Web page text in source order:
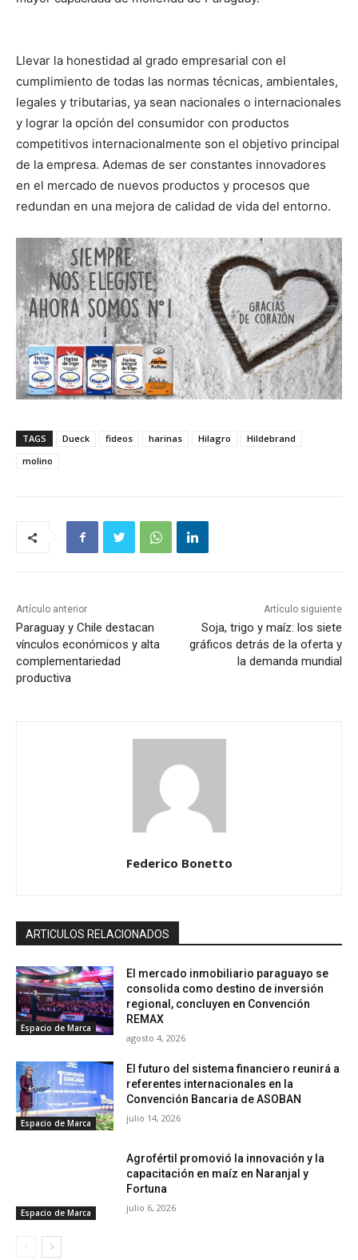
Llevar la honestidad al grado empresarial con el
cumplimiento de todas las normas técnicas, ambientales,
legales y tributarias, ya sean nacionales o internacionales
y lograr la opción del consumidor con productos
competitivos internacionalmente son el objetivo principal
de la empresa. Ademas de ser constantes innovadores
en el mercado de nuevos productos y procesos que
redundan en una mejora de calidad de vida del entorno.
TAGS Dueck fideos harinas Hilagro
Hildebrand
molino
Artículo anterior
Paraguay y Chile destacan
vínculos económicos y alta
complementariedad
productiva
Artículo siguiente
Soja, trigo y maíz: los siete
gráficos detrás de la oferta y
la demanda mundial
Federico Bonetto
ARTICULOS RELACIONADOS
Espacio de Marca
El mercado inmobiliario paraguayo se
consolida como destino de inversión
regional, concluyen en Convención
REMAX
agosto 4, 2026
Espacio de Marca
El futuro del sistema financiero reunirá a
referentes internacionales en la
Convención Bancaria de ASOBAN
julio 14, 2026
Espacio de Marca
Agrofértil promovió la innovación y la
capacitación en maíz en Naranjal y
Fortuna
julio 6, 2026